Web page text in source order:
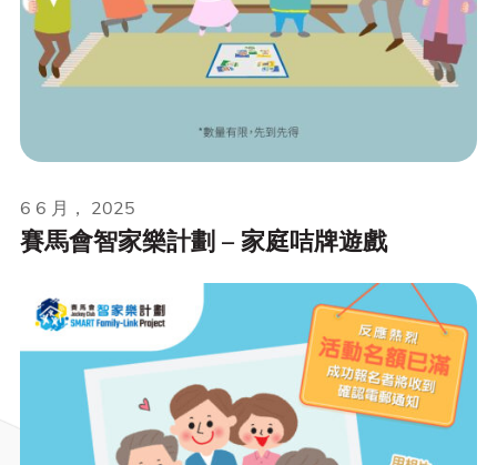
賽馬會智家樂計劃 – 家庭咭牌遊戲
6 6 月， 2025